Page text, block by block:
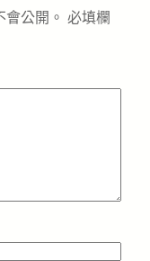
公開。 必填欄